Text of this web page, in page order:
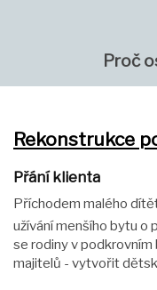
Proč
Rekonstrukce
Přání klienta
Příchodem malého
užívání menšího bytu o
se rodiny v
majitelů - vytvořit